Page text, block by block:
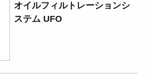
オイルフィルトレーションシ
ステム UFO